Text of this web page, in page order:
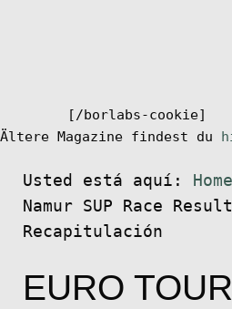
[/borlabs-cookie]
Ältere Magazine findest du
Usted está aquí: Home
Namur SUP Race
Recapitulación
EURO